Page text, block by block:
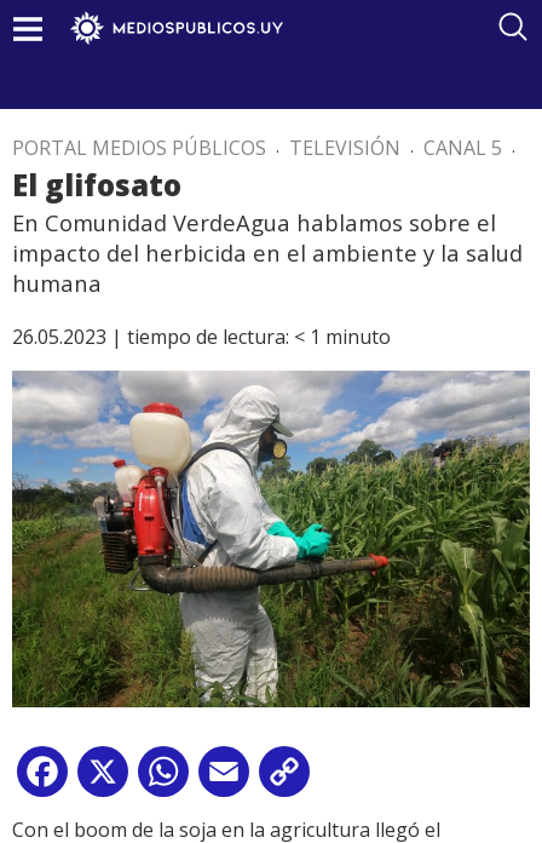
PORTAL MEDIOS PÚBLICOS . TELEVISIÓN . CANAL 5 .
El glifosato
En Comunidad VerdeAgua hablamos sobre el
impacto del herbicida en el ambiente y la salud
humana
26.05.2023 | tiempo de lectura: < 1 minuto
Facebook
X WhatsApp
Email
Link
Con el boom de la soja en la agricultura llegó el